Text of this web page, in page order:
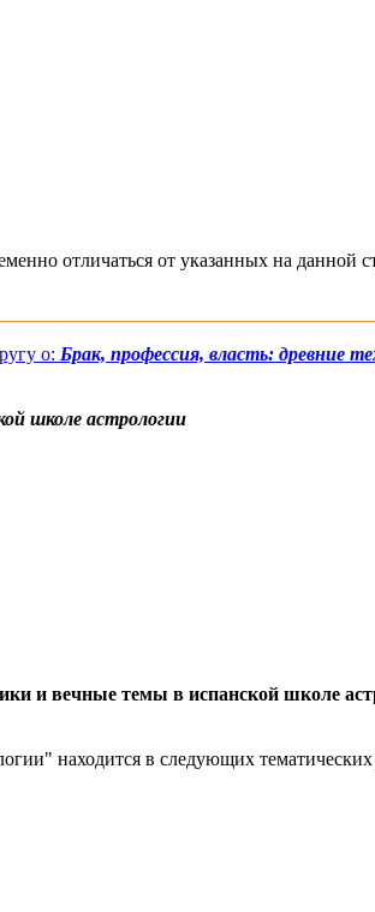
отличаться от указанных на данной
о: Брак, профессия, власть: древние
школе астрологии
и вечные темы в испанской школе
находится в следующих тематических